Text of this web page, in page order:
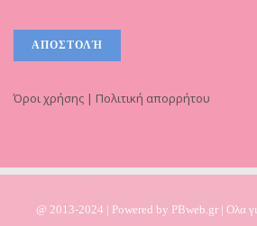
Όροι χρήσης | Πολιτική απορρήτου
@ 2013-2024 | Powered by PBweb.gr | Ολα